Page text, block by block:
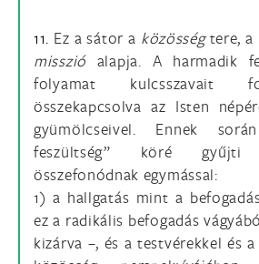
11. Ez a sátor a közösségtere, a
misszió alapja. A harmadik
folyamat kulcsszavait
összekapcsolva az Isten
gyümölcseivel. Ennek
feszültség” köré gyűjti
összefonódnak egymással:
1) a hallgatás mint a
ez a radikális befogadás
kizárva –, és a testvérekkel és